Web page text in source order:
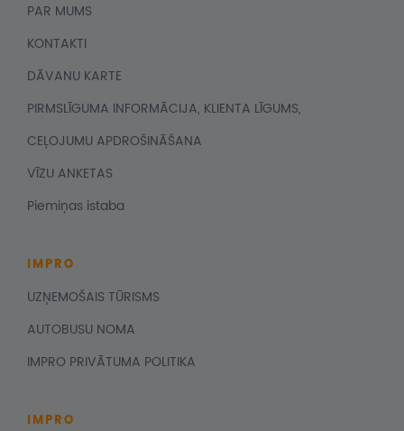
PAR MUMS
KONTAKTI
DĀVANU KARTE
PIRMSLĪGUMA INFORMĀCIJA, KLIENTA LĪGUMS,
CEĻOJUMU APDROŠINĀŠANA
VĪZU ANKETAS
Piemiņas istaba
IMPRO
UZŅEMOŠAIS TŪRISMS
AUTOBUSU NOMA
IMPRO PRIVĀTUMA POLITIKA
IMPRO